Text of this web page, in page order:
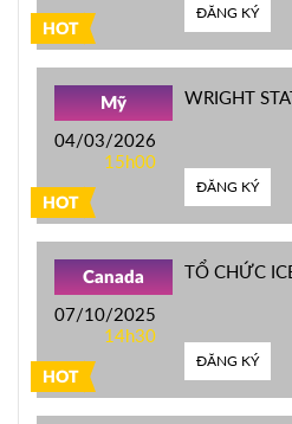
HOT
ĐĂNG KÝ
HOT
Mỹ
04/03/2026
15h00
WRIGHT
ĐĂNG KÝ
HOT
Canada
07/10/2025
14h30
TỔ CHỨC
ĐĂNG KÝ